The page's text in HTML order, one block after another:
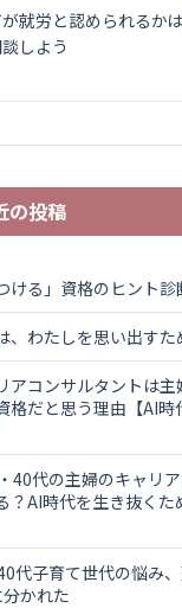
就労と認められるか
しよう
の投稿
ける」資格のヒント診
、わたしを思い出すた
アコンサルタントは主
格だと思う理由【AI時
40代の主婦のキャリ
？AI時代を生き抜くた
代子育て世代の悩み
かれた